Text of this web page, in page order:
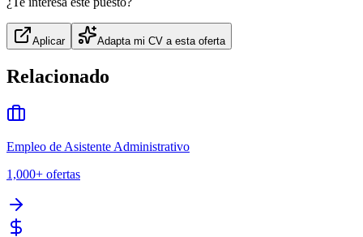
Aplicar Adapta mi CV a esta oferta
Relacionado
Empleo de Asistente Administrativo
1,000+ ofertas